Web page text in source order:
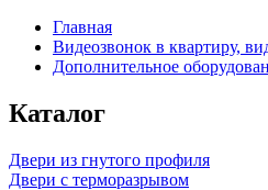
Главная
Видеозвонок в квартиру,
Дополнительное
Каталог
Двери из гнутого профиля
Двери с терморазрывом